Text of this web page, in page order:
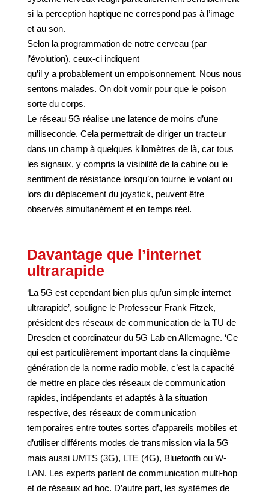
si la perception haptique ne correspond pas à l’image
et au son.
Selon la programmation de notre cerveau (par
l’évolution), ceux-ci indiquent
qu’il y a probablement un empoisonnement. Nous nous
sentons malades. On doit vomir pour que le poison
sorte du corps.
Le réseau 5G réalise une latence de moins d’une
milliseconde. Cela permettrait de diriger un tracteur
dans un champ à quelques kilomètres de là, car tous
les signaux, y compris la visibilité de la cabine ou le
sentiment de résistance lorsqu’on tourne le volant ou
lors du déplacement du joystick, peuvent être
observés simultanément et en temps réel.
Davantage que l’internet
ultrarapide
‘La 5G est cependant bien plus qu’un simple internet
ultrarapide’, souligne le Professeur Frank Fitzek,
président des réseaux de communication de la TU de
Dresden et coordinateur du 5G Lab en Allemagne. ‘Ce
qui est particulièrement important dans la cinquième
génération de la norme radio mobile, c’est la capacité
de mettre en place des réseaux de communication
rapides, indépendants et adaptés à la situation
respective, des réseaux de communication
temporaires entre toutes sortes d’appareils mobiles et
d’utiliser différents modes de transmission via la 5G
mais aussi UMTS (3G), LTE (4G), Bluetooth ou W-
LAN. Les experts parlent de communication multi-hop
et de réseaux ad hoc. D’autre part, les systèmes de